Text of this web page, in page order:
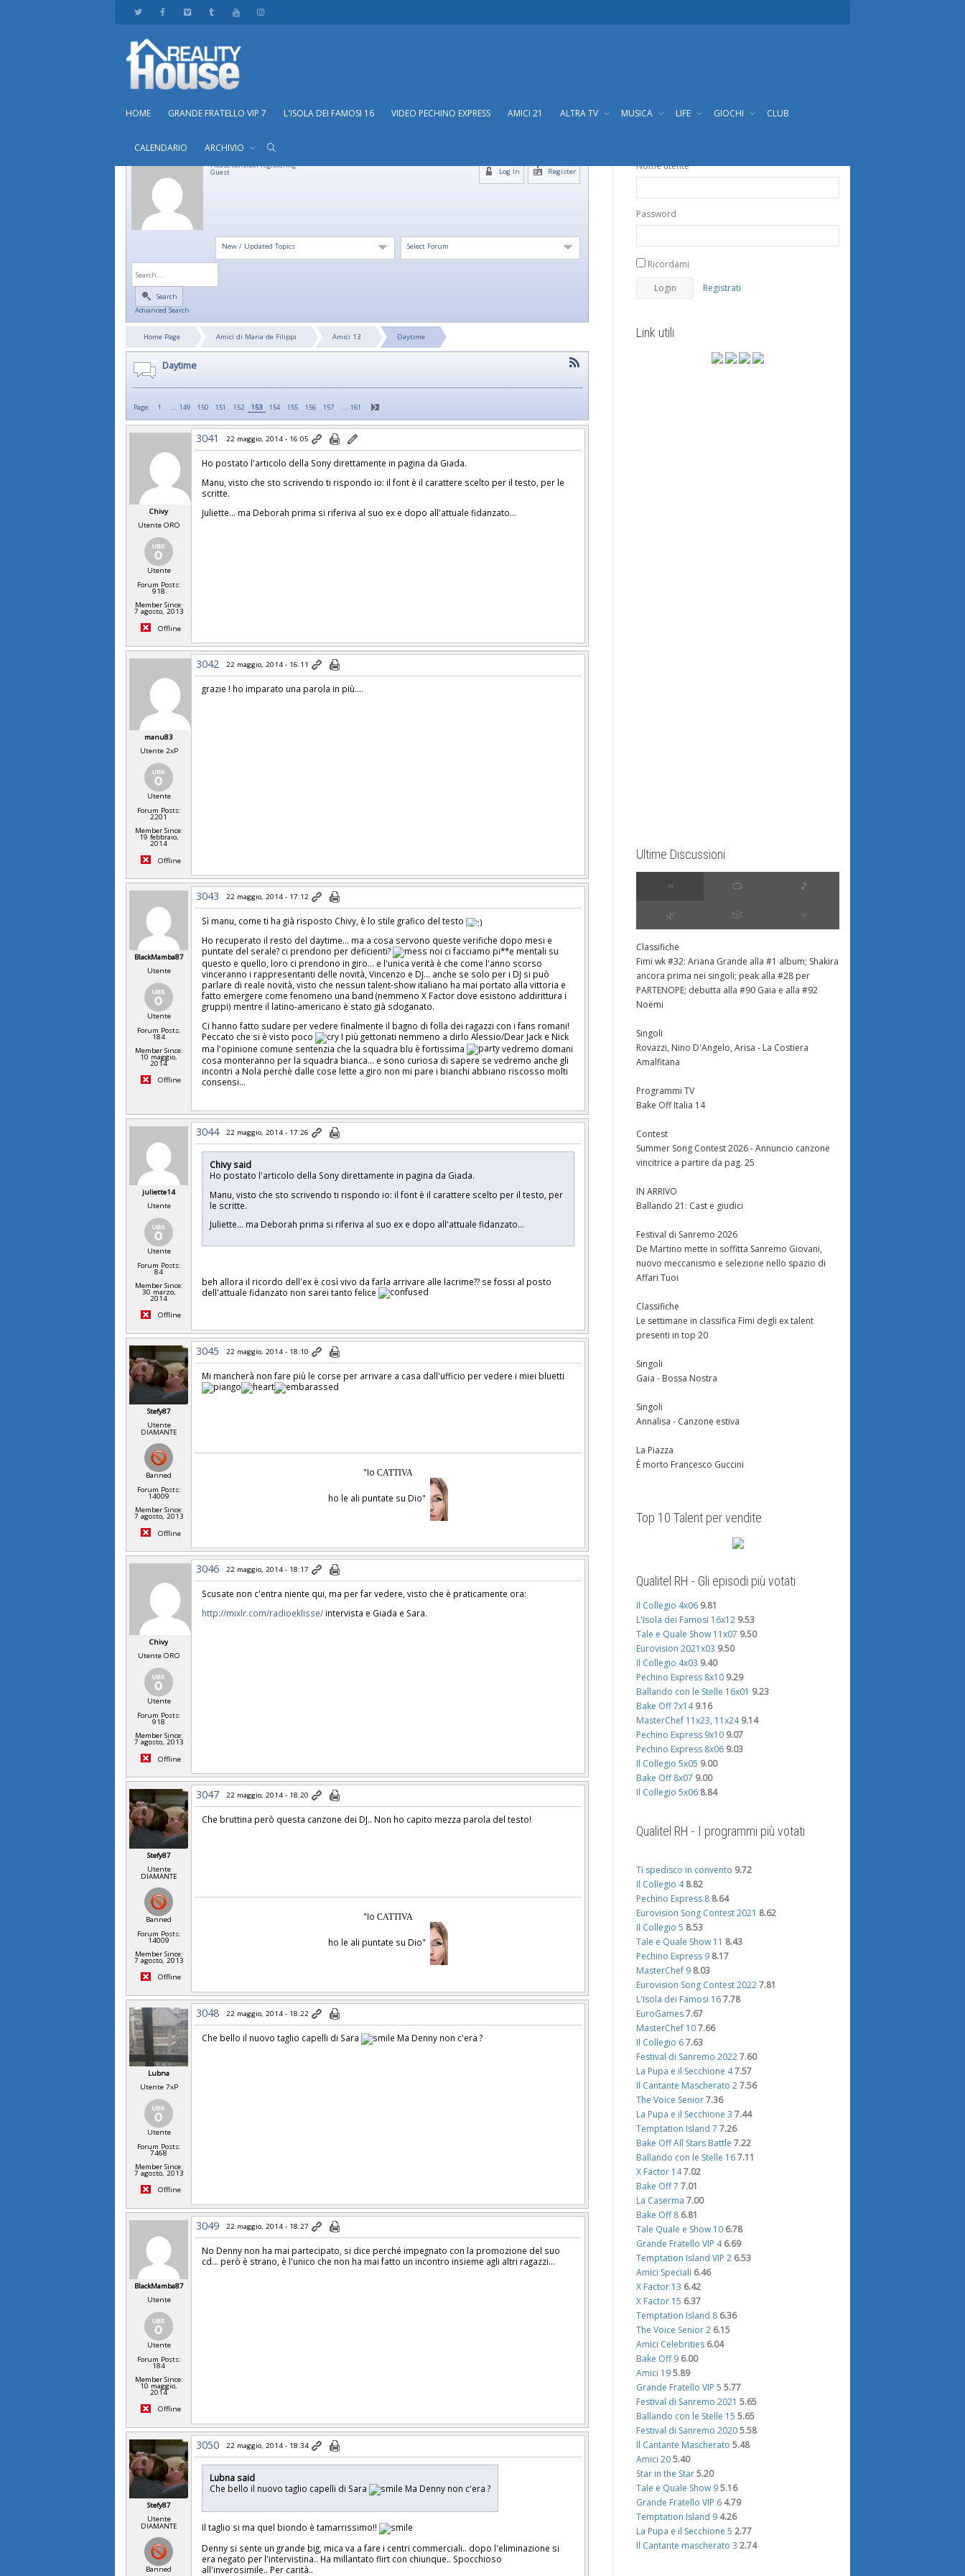
HOME GRANDE FRATELLO VIP 7 L'ISOLA DEI FAMOSI 16 VIDEO PECHINO EXPRESS AMICI 21 ALTRA TV MUSICA LIFE GIOCHI CLUB
CALENDARIO ARCHIVIO
Please consider registering
Guest Register
Log In
Select Forum
New / Updated Topics
Search
Advanced Search
Home Page Amici di Maria de Filippi Amici 13 Daytime
Daytime
Page: 1 ... 149 150 151 152 153 154 155 156 157 … 161
Chivy
Utente ORO
Utente
Forum Posts:
918
Member Since:
7 agosto, 2013
Offline
3041 22 maggio, 2014 - 16:05
Ho postato l'articolo della Sony direttamente in pagina da Giada.
Manu, visto che sto scrivendo ti rispondo io: il font è il carattere scelto per il testo, per le
scritte.
Juliette... ma Deborah prima si riferiva al suo ex e dopo all'attuale fidanzato...
manu83
Utente 2xP
Utente
Forum Posts:
2201
Member Since:
19 febbraio,
2014
Offline
3042 22 maggio, 2014 - 16:11
grazie ! ho imparato una parola in più....
BlackMamba87
Utente
Utente
Forum Posts:
184
Member Since:
10 maggio,
2014
Offline
3043 22 maggio, 2014 - 17:12
Sì manu, come ti ha già risposto Chivy, è lo stile grafico del testo
Ho recuperato il resto del daytime... ma a cosa servono queste verifiche dopo mesi e
puntate del serale? ci prendono per deficienti?
noi ci facciamo pi**e mentali su
questo e quello, loro ci prendono in giro... e l'unica verità è che come l'anno scorso
vinceranno i rappresentanti delle novità, Vincenzo e DJ... anche se solo per i DJ si può
parlare di reale novità, visto che nessun talent-show italiano ha mai portato alla vittoria e
fatto emergere come fenomeno una band (nemmeno X Factor dove esistono addirittura i
gruppi) mentre il latino-americano è stato già sdoganato.
Ci hanno fatto sudare per vedere finalmente il bagno di folla dei ragazzi con i fans romani!
Peccato che si è visto poco
I più gettonati nemmeno a dirlo Alessio/Dear Jack e Nick
ma l'opinione comune sentenzia che la squadra blu è fortissima
vedremo domani
cosa monteranno per la squadra bianca... e sono curiosa di sapere se vedremo anche gli
incontri a Nola perchè dalle cose lette a giro non mi pare i bianchi abbiano riscosso molti
consensi...
juliette14
Utente
Utente
Forum Posts:
84
Member Since:
30 marzo,
2014
Offline
3044 22 maggio, 2014 - 17:26
Chivy said
Ho postato l'articolo della Sony direttamente in pagina da Giada.
Manu, visto che sto scrivendo ti rispondo io: il font è il carattere scelto per il testo, per
le scritte.
Juliette... ma Deborah prima si riferiva al suo ex e dopo all'attuale fidanzato...
beh allora il ricordo dell'ex è così vivo da farla arrivare alle lacrime?? se fossi al posto
dell'attuale fidanzato non sarei tanto felice
Stefy87
Utente
DIAMANTE
Banned
Forum Posts:
14009
Member Since:
7 agosto, 2013
Offline
3045 22 maggio, 2014 - 18:10
Mi mancherà non fare più le corse per arrivare a casa dall'ufficio per vedere i miei bluetti
"IoCATTIVA
ho le ali puntate su Dio"
Chivy
Utente ORO
Utente
Forum Posts:
918
Member Since:
7 agosto, 2013
Offline
3046 22 maggio, 2014 - 18:17
Scusate non c'entra niente qui, ma per far vedere, visto che è praticamente ora:
http://mixlr.com/radioeklisse/ intervista e Giada e Sara.
Stefy87
Utente
DIAMANTE
Banned
Forum Posts:
14009
Member Since:
7 agosto, 2013
Offline
3047 22 maggio, 2014 - 18:20
Che bruttina però questa canzone dei DJ.. Non ho capito mezza parola del testo!
"IoCATTIVA
ho le ali puntate su Dio"
Lubna
Utente 7xP
Utente
Forum Posts:
7468
Member Since:
7 agosto, 2013
Offline
3048 22 maggio, 2014 - 18:22
Che bello il nuovo taglio capelli di Sara Ma Denny non c'era ?
BlackMamba87
Utente
Utente
Forum Posts:
184
Member Since:
10 maggio,
2014
Offline
3049 22 maggio, 2014 - 18:27
No Denny non ha mai partecipato, si dice perché impegnato con la promozione del suo
cd... però è strano, è l'unico che non ha mai fatto un incontro insieme agli altri ragazzi...
Stefy87
Utente
DIAMANTE
Banned
3050 22 maggio, 2014 - 18:34
Lubna said
Che bello il nuovo taglio capelli di Sara
Ma Denny non c'era ?
Il taglio si ma quel biondo è tamarrissimo!!
Denny si sente un grande big, mica va a fare i centri commerciali.. dopo l'eliminazione si
era negato per l'intervistina.. Ha millantato flirt con chiunque.. Spocchioso
all'inverosimile.. Per carità..
Nome utente
Password
Ricordami
Registrati
Link utili
Ultime Discussioni
∞ 📺 🎵
🌿 🎲 ⭐️
Classifiche
Fimi wk #32: Ariana Grande alla #1 album; Shakira
ancora prima nei singoli; peak alla #28 per
PARTENOPE; debutta alla #90 Gaia e alla #92
Noemi
Singoli
Rovazzi, Nino D'Angelo, Arisa - La Costiera
Amalfitana
Programmi TV
Bake Off Italia 14
Contest
Summer Song Contest 2026 - Annuncio canzone
vincitrice a partire da pag. 25
IN ARRIVO
Ballando 21: Cast e giudici
Festival di Sanremo 2026
De Martino mette in soffitta Sanremo Giovani,
nuovo meccanismo e selezione nello spazio di
Affari Tuoi
Classifiche
Le settimane in classifica Fimi degli ex talent
presenti in top 20
Singoli
Gaia - Bossa Nostra
Singoli
Annalisa - Canzone estiva
La Piazza
È morto Francesco Guccini
Top 10 Talent per vendite
Qualitel RH - Gli episodi più votati
Il Collegio 4x06 9.81
L'Isola dei Famosi 16x12 9.53
Tale e Quale Show 11x07 9.50
Eurovision 2021x03 9.50
Il Collegio 4x03 9.40
Pechino Express 8x10 9.29
Ballando con le Stelle 16x01 9.23
Bake Off 7x14 9.16
MasterChef 11x23, 11x24 9.14
Pechino Express 9x10 9.07
Pechino Express 8x06 9.03
Il Collegio 5x05 9.00
Bake Off 8x07 9.00
Il Collegio 5x06 8.84
Qualitel RH - I programmi più votati
Ti spedisco in convento 9.72
Il Collegio 4 8.82
Pechino Express 8 8.64
Eurovision Song Contest 2021 8.62
Il Collegio 5 8.53
Tale e Quale Show 11 8.43
Pechino Express 9 8.17
MasterChef 9 8.03
Eurovision Song Contest 2022 7.81
L'Isola dei Famosi 16 7.78
EuroGames 7.67
MasterChef 10 7.66
Il Collegio 6 7.63
Festival di Sanremo 2022 7.60
La Pupa e il Secchione 47.57
Il Cantante Mascherato 2 7.56
The Voice Senior 7.36
La Pupa e il Secchione 3 7.44
Temptation Island 7 7.26
Bake Off All Stars Battle 7.22
Ballando con le Stelle 16 7.11
X Factor 147.02
Bake Off 7 7.01
La Caserma 7.00
Bake Off 8 6.81
Tale Quale e Show 10 6.78
Grande Fratello VIP 4 6.69
Temptation Island VIP 2 6.53
Amici Speciali 6.46
X Factor 13 6.42
X Factor 15 6.37
Temptation Island 8 6.36
The Voice Senior 2 6.15
Amici Celebrities 6.04
Bake Off 9 6.00
Amici 19 5.89
Grande Fratello VIP 5 5.77
Festival di Sanremo 2021 5.65
Ballando con le Stelle 15 5.65
Festival di Sanremo 2020 5.58
Il Cantante Mascherato 5.48
Amici 20 5.40
Star in the Star 5.20
Tale e Quale Show 9 5.16
Grande Fratello VIP 6 4.79
Temptation Island 9 4.26
La Pupa e il Secchione 5 2.77
Il Cantante mascherato 3 2.74